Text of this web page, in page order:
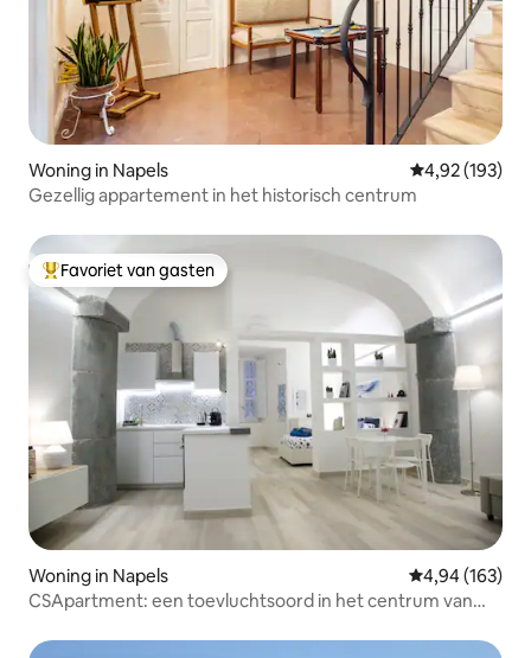
Woning in Napels Gemiddelde
4,92 (193)
Gezellig appartement in het historisch centrum
Topfavoriet van gasten
Favoriet van gasten
Woning in Napels Gemiddelde
4,94 (163)
CSApartment: een toevluchtsoord in het centrum van